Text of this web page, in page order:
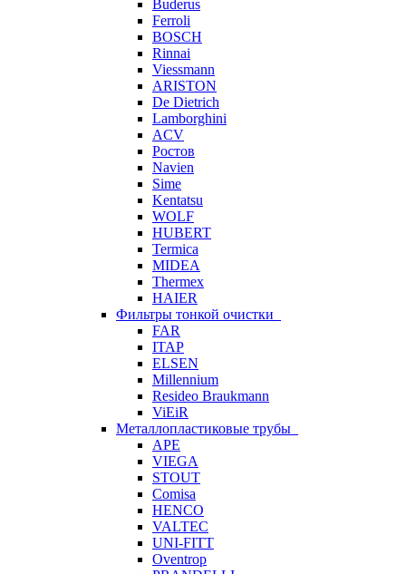
Buderus
Ferroli
BOSCH
Rinnai
Viessmann
ARISTON
De Dietrich
Lamborghini
ACV
Ростов
Navien
Sime
Kentatsu
WOLF
HUBERT
Termica
MIDEA
Thermex
HAIER
Фильтры тонкой очистки
FAR
ITAP
ELSEN
Millennium
Resideo Braukmann
ViEiR
Металлопластиковые трубы
APE
VIEGA
STOUT
Comisa
HENCO
VALTEC
UNI-FITT
Oventrop